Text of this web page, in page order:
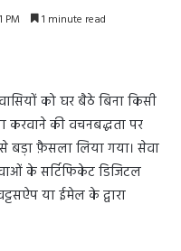
PM 1 minute read
को घर बैठे बिना किसी
करवाने की वचनबद्धता पर
बड़ा फ़ैसला लिया गया। सेवा
के सर्टिफिकेट डिजिटल
या ईमेल के द्वारा